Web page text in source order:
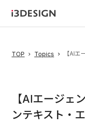
TOP Topics
【AIエージェ
ンテキスト・